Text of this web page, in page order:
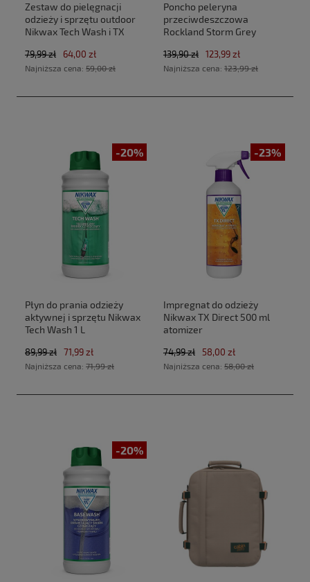
Zestaw do pielęgnacji
odzieży i sprzętu outdoor
Nikwax Tech Wash i TX
79,99 zł 64,00 zł
Najniższa cena: 59,00 zł
Poncho peleryna
przeciwdeszczowa
Rockland Storm Grey
139,90 zł 123,99 zł
Najniższa cena: 123,99 zł
-20%
Płyn do prania odzieży
aktywnej i sprzętu Nikwax
Tech Wash 1 L
89,99 zł 71,99 zł
Najniższa cena: 71,99 zł
-23%
Impregnat do odzieży
Nikwax TX Direct 500 ml
atomizer
74,99 zł 58,00 zł
Najniższa cena: 58,00 zł
-20%